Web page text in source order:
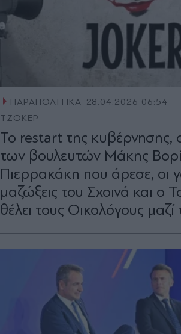
ΠΑΡΑΠΟΛΙΤΙΚΑ
28.04.2026 06:54
ΤΖΟΚΕΡ
Το restart της κυβέρνησης,
των βουλευτών Μάκης
Πιερρακάκη που άρεσε, οι
μαζώξεις του Σχοινά και ο
θέλει τους Οικολόγους μαζί